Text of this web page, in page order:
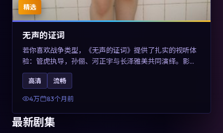
精选
无声的证词
若你喜欢战争类型，《无声的证词》提供了扎实的视听体
验：管虎执导，孙俪、河正宇与长泽雅美共同演绎。影片
2019年于澳大利亚上映，内容在罪案类型框架内探讨制度
与个体关系，关键词包含高清流畅、人物关系与情节反
转，适合检索「2019战争」「澳大利亚电影」的用户。
高清 流畅
4万 83个月前
最新剧集